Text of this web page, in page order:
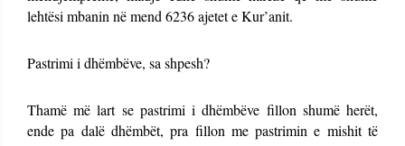
lehtësi mbanin në mend 6236 ajetet e Kur’anit.
Pastrimi i dhëmbëve, sa shpesh?
Thamë më lart se pastrimi i dhëmbëve fillon shumë herët,
ende pa dalë dhëmbët, pra fillon me pastrimin e mishit të